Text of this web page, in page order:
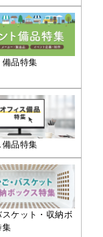
備品特集
備品特集
ケット・収納ボ
集